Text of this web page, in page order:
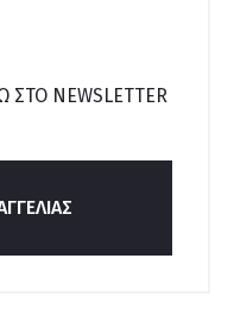
NEWSLETTER